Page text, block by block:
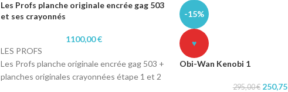
Les Profs planche originale encrée gag 503
et ses crayonnés
1100,00€
LES PROFS
Les Profs planche originale encrée gag 503 +
planches originales crayonnées étape 1 et 2
-15%
♥
Obi-Wan Kenobi 1
295,00€ 250,75